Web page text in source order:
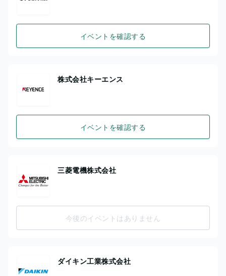
イベントを確認する
株式会社キーエンス
イベントを確認する
三菱電機株式会社
今後のイベントはありません
ダイキン工業株式会社